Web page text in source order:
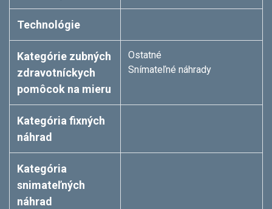
Technológie
Kategórie zubných
zdravotníckych
pomôcok na mieru
Ostatné
Snímateľné náhrady
Kategória fixných
náhrad
Kategória
snimateľných
náhrad